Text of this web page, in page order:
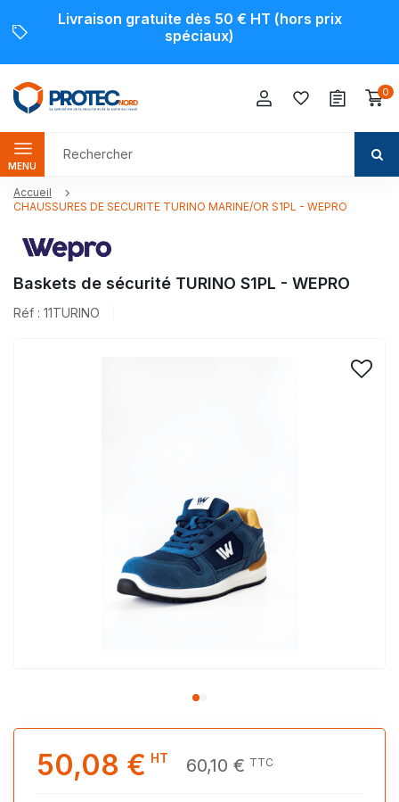
Livraison gratuite dès 50 € HT (hors prix
spéciaux)
0
MENU
Accueil
CHAUSSURES DE SECURITE TURINO MARINE/OR S1PL - WEPRO
Baskets de sécurité TURINO S1PL - WEPRO
Réf : 11TURINO
50,08 € HT 60,10 € TTC